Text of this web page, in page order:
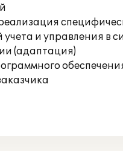
учета и управления в
(адаптация)